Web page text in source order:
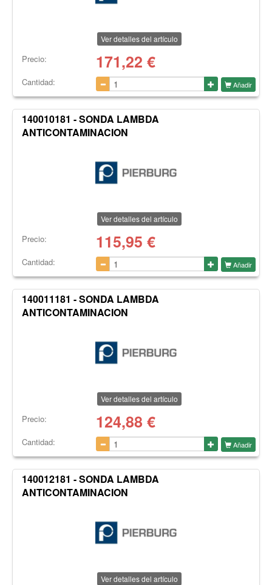
Ver detalles del artículo
Precio: 171,22 €
Cantidad: Añadir
140010181 - SONDA LAMBDA
ANTICONTAMINACION
Ver detalles del artículo
Precio: 115,95 €
Cantidad: Añadir
140011181 - SONDA LAMBDA
ANTICONTAMINACION
Ver detalles del artículo
Precio: 124,88 €
Cantidad: Añadir
140012181 - SONDA LAMBDA
ANTICONTAMINACION
Ver detalles del artículo